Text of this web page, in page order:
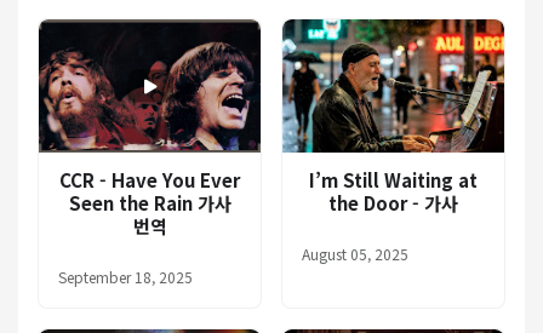
CCR - Have You Ever
Seen the Rain 가사
번역
September 18, 2025
I’m Still Waiting at
the Door - 가사
August 05, 2025